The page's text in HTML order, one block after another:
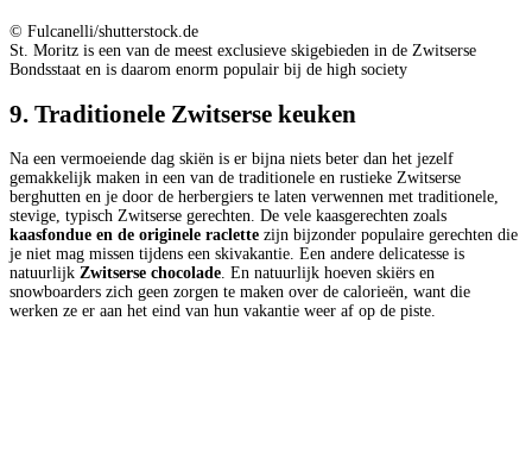
© Fulcanelli/shutterstock.de
St. Moritz is een van de meest exclusieve skigebieden in de Zwitserse
Bondsstaat en is daarom enorm populair bij de high society
9. Traditionele Zwitserse keuken
Na een vermoeiende dag skiën is er bijna niets beter dan het jezelf
gemakkelijk maken in een van de traditionele en rustieke Zwitserse
berghutten en je door de herbergiers te laten verwennen met traditionele,
stevige, typisch Zwitserse gerechten. De vele kaasgerechten zoals
kaasfondue en de originele raclette zijn bijzonder populaire gerechten die
je niet mag missen tijdens een skivakantie. Een andere delicatesse is
natuurlijk Zwitserse chocolade. En natuurlijk hoeven skiërs en
snowboarders zich geen zorgen te maken over de calorieën, want die
werken ze er aan het eind van hun vakantie weer af op de piste.